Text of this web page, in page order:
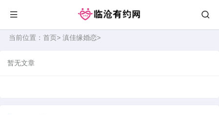
当前位置： 首页> 滇佳缘婚恋>
暂无文章